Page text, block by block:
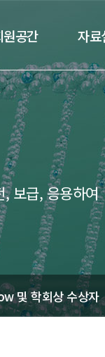
원공간 자료
보급, 응용하여
및 학회상 수상자